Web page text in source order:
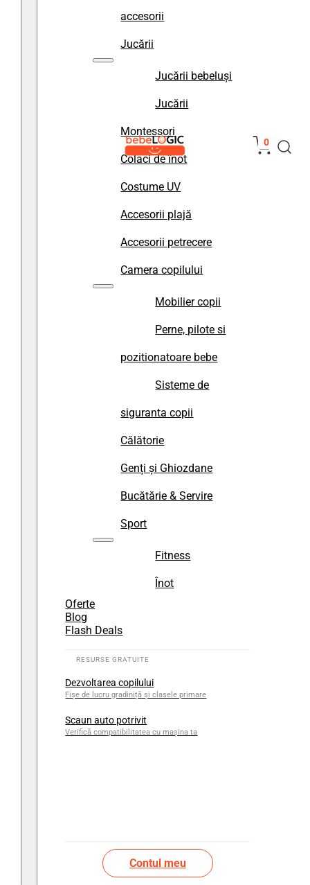
accesorii
Jucării
Jucării bebeluși
Jucării
Montessori
Colaci de înot
Costume UV
Accesorii plajă
Accesorii petrecere
Camera copilului
Mobilier copii
Perne, pilote si
pozitionatoare bebe
Sisteme de
siguranta copii
Călătorie
Genți și Ghiozdane
Bucătărie & Servire
Sport
Fitness
Înot
Oferte
Blog
Flash Deals
Dezvoltarea copilului
Fișe de lucru gradiniță și clasele primare
Scaun auto potrivit
Verifică compatibilitatea cu mașina ta
Contul meu
0